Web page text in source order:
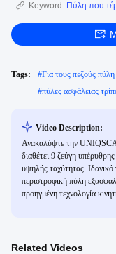
Keyword: Πύλη που
Tags: #Για τους πεζούς
#πύλες ασφάλειας
Video Description:
Ανακαλύψτε την
διαθέτει 9 ζεύγη
υψηλής ταχύτητας. Ιδανικό
περιστροφική πύλη
προηγμένη τεχνολογία
Related Videos